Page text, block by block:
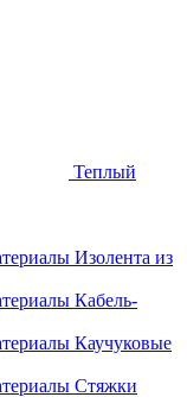
Теплый
Изолента из
Кабель-
Каучуковые
Стяжки